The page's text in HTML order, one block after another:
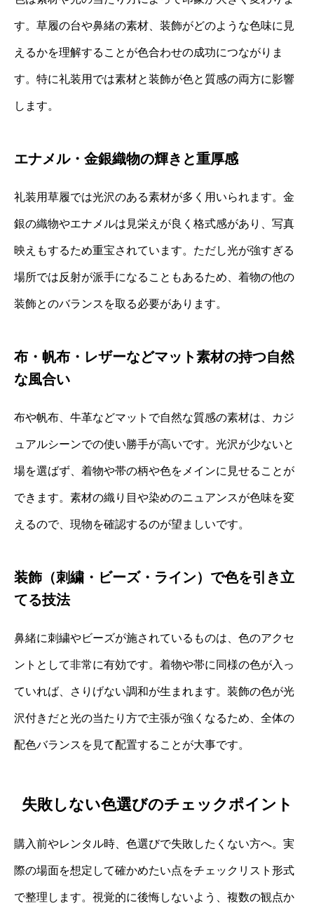
す。草履の台や鼻緒の素材、装飾がどのような色味に見
えるかを理解することが色合わせの成功につながりま
す。特に礼装用では素材と装飾が色と質感の両方に影響
します。
エナメル・金銀織物の輝きと重厚感
礼装用草履では光沢のある素材が多く用いられます。金
銀の織物やエナメルは見栄えが良く格式感があり、写真
映えもするため重宝されています。ただし光が強すぎる
場所では反射が派手になることもあるため、着物の他の
装飾とのバランスを取る必要があります。
布・帆布・レザーなどマット素材の持つ自然
な風合い
布や帆布、牛革などマットで自然な質感の素材は、カジ
ュアルシーンでの使い勝手が高いです。光沢が少ないと
場を選ばず、着物や帯の柄や色をメインに見せることが
できます。素材の織り目や染めのニュアンスが色味を変
えるので、現物を確認するのが望ましいです。
装飾（刺繍・ビーズ・ライン）で色を引き立
てる技法
鼻緒に刺繍やビーズが施されているものは、色のアクセ
ントとして非常に有効です。着物や帯に同様の色が入っ
ていれば、さりげない調和が生まれます。装飾の色が光
沢付きだと光の当たり方で主張が強くなるため、全体の
配色バランスを見て配置することが大事です。
失敗しない色選びのチェックポイント
購入前やレンタル時、色選びで失敗したくない方へ。実
際の場面を想定して確かめたい点をチェックリスト形式
で整理します。視覚的に後悔しないよう、複数の観点か